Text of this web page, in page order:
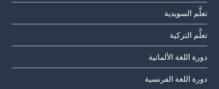
تعلَّم السويدية
تعلَّم التركية
دورة اللغة الألمانية
دورة اللغة الفرنسية